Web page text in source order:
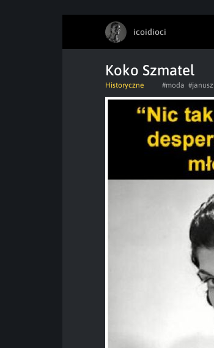
icoidioci
Koko Szmatel
Historyczne #moda #janusz